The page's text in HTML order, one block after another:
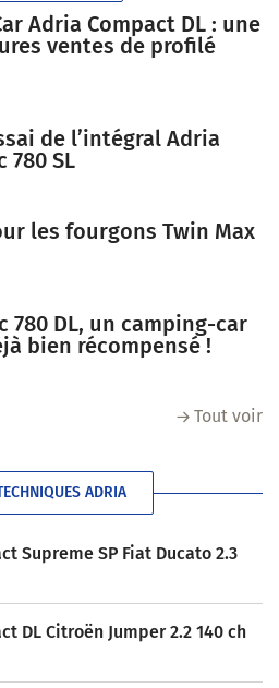
Adria Compact DL : une
ventes de profilé
de l’intégral Adria
780 SL
les fourgons Twin Max
780 DL, un camping-car
bien récompensé !
Tout voir
ADRIA
Supreme SP Fiat Ducato 2.3
DL Citroën Jumper 2.2 140 ch